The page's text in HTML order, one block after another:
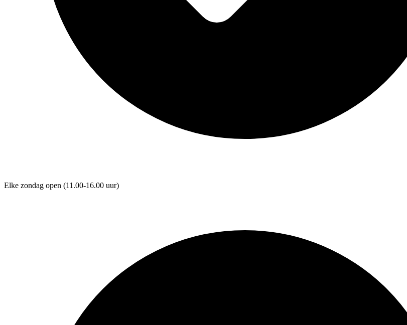
Elke zondag open (11.00-16.00 uur)